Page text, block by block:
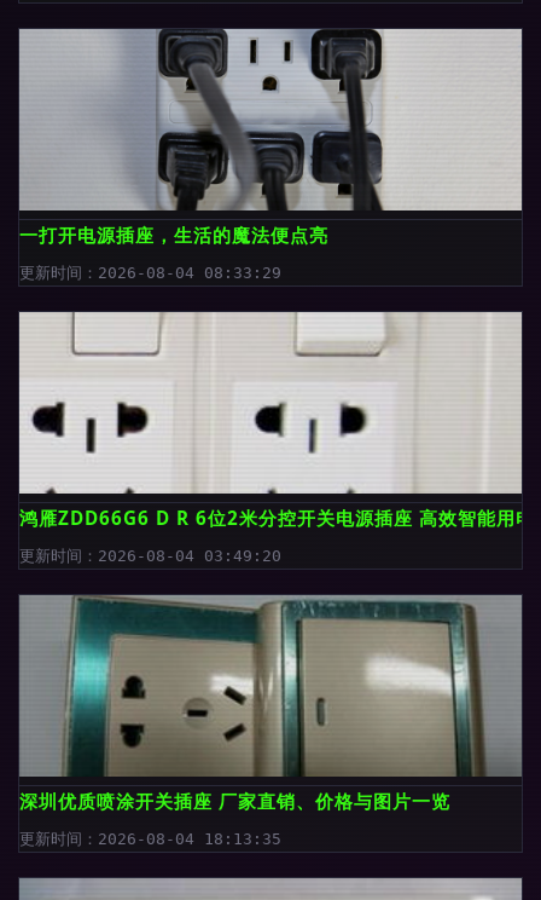
一打开电源插座，生活的魔法便点亮
更新时间：2026-08-04 08:33:29
鸿雁ZDD66G6 D R 6位2米分控开关电源插座 高效智能用电
更新时间：2026-08-04 03:49:20
深圳优质喷涂开关插座 厂家直销、价格与图片一览
更新时间：2026-08-04 18:13:35